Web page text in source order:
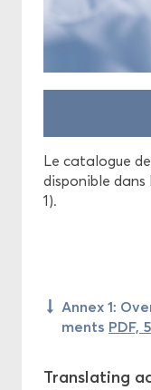
Le ca­ta­logue
dis­po­nible dans
1).
Annex 1:
ments PDF,
Trans­la­ting